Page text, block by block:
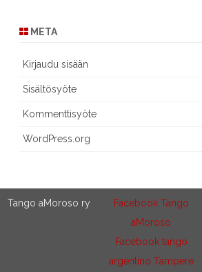
META
Kirjaudu sisään
Sisältösyöte
Kommenttisyöte
WordPress.org
Tango aMoroso ry
Facebook Tango
aMoroso
Facebook tango
argentino Tampere